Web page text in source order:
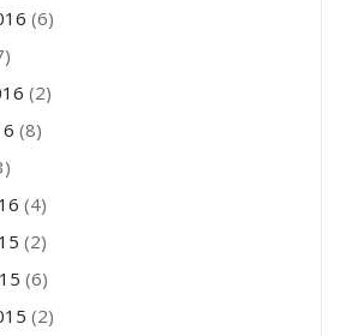
(6)
(2)
(8)
(4)
(2)
(6)
(2)